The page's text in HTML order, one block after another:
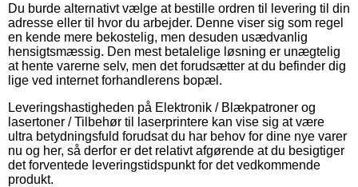
Du burde alternativt vælge at bestille ordren til levering til din
adresse eller til hvor du arbejder. Denne viser sig som regel
en kende mere bekostelig, men desuden usædvanlig
hensigtsmæssig. Den mest betalelige løsning er unægtelig
at hente varerne selv, men det forudsætter at du befinder dig
lige ved internet forhandlerens bopæl.
Leveringshastigheden på Elektronik / Blækpatroner og
lasertoner / Tilbehør til laserprintere kan vise sig at være
ultra betydningsfuld forudsat du har behov for dine nye varer
nu og her, så derfor er det relativt afgørende at du besigtiger
det forventede leveringstidspunkt for det vedkommende
produkt.